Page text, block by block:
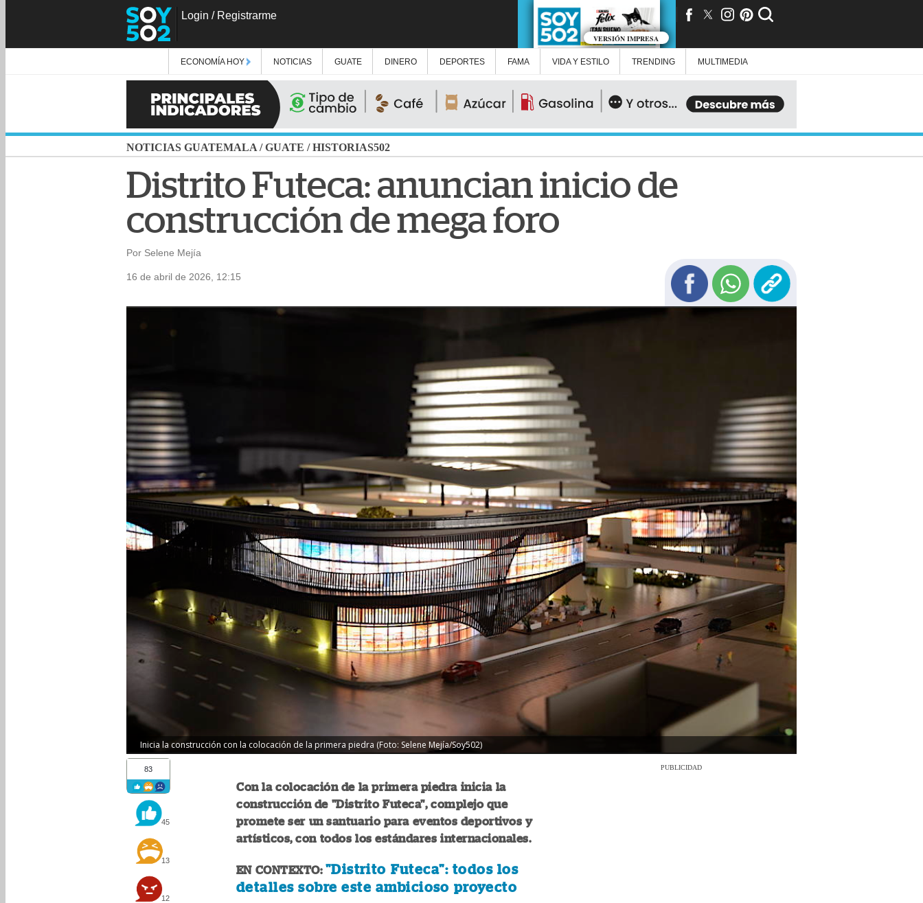
Login / Registrarme
VERSIÓN IMPRESA
ECONOMÍA HOY NOTICIAS GUATE DINERO DEPORTES FAMA VIDA Y ESTILO TRENDING MULTIMEDIA
NOTICIAS GUATEMALA /GUATE /HISTORIAS502
Distrito Futeca: anuncian inicio de
construcción de mega foro
Por Selene Mejía
16 de abril de 2026, 12:15
Inicia la construcción con la colocación de la primera piedra (Foto: Selene Mejía/Soy502)
83
45
13
12
Con la colocación de la primera piedra inicia la
construcción de "Distrito Futeca", complejo que
promete ser un santuario para eventos deportivos y
artísticos, con todos los estándares internacionales.
EN CONTEXTO: "Distrito Futeca": todos los
detalles sobre este ambicioso proyecto
PUBLICIDAD